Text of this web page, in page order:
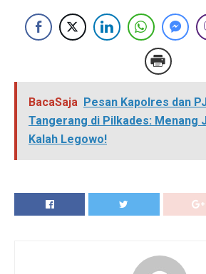
BacaSaja Pesan Kapolres dan
Tangerang di Pilkades: Menang
Kalah Legowo!